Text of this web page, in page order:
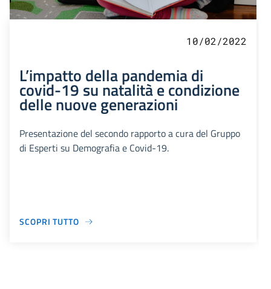
10/02/2022
L’impatto della pandemia di
covid-19 su natalità e condizione
delle nuove generazioni
Presentazione del secondo rapporto a cura del Gruppo
di Esperti su Demografia e Covid-19.
SCOPRI TUTTO